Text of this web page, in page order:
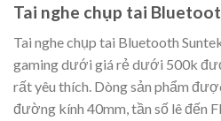
Tai nghe chụp tai
Tai nghe chụp tai Bluetooth
gaming dưới giá rẻ dưới 500k
rất yêu thích. Dòng sản phẩm
đường kính 40mm, tần số lê đến